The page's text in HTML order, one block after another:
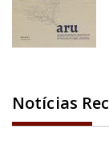
Notícias